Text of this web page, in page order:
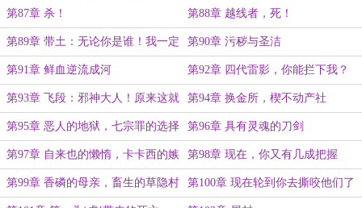
第87章 杀！ 第88章 越线者，死！
第89章 带土：无论你是谁！我一定
会杀了你！！
第90章 污秽与圣洁
第91章 鲜血逆流成河 第92章 四代雷影，你能拦下我？
第93章 飞段：邪神大人！原来这就
是邪神大人！
第94章 换金所，楔不动产社
第95章 恶人的地狱，七宗罪的选择 第96章 具有灵魂的刀剑
第97章 自来也的懒惰，卡卡西的嫉
妒
第98章 现在，你又有几成把握
第99章 香磷的母亲，畜生的草隐村 第100章 现在轮到你去撕咬他们了